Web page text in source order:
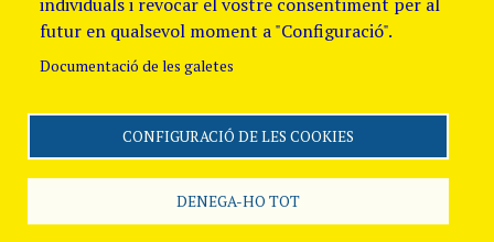
futur en qualsevol moment a "Configuració".
Documentació de les galetes
CONFIGURACIÓ DE LES COOKIES
DENEGA-HO TOT
Política de
Privacitat
Canal